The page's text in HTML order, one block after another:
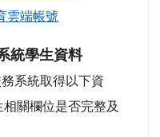
雲端帳號
統學生資料
系統取得以下資
關欄位是否完整及